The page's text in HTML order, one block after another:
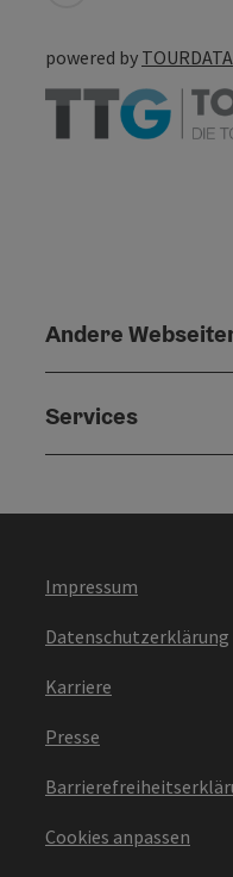
powered by TOURDATA
Andere
Services
Impressum
Datenschutzerklärung
Karriere
Presse
Cookies anpassen